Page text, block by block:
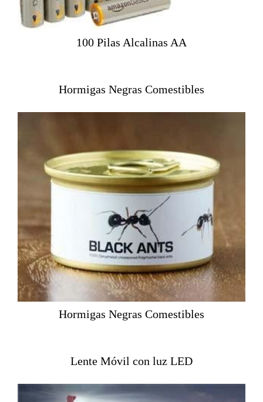
100 Pilas Alcalinas AA
Hormigas Negras Comestibles
Hormigas Negras Comestibles
Lente Móvil con luz LED